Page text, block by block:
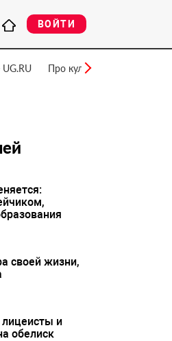
ВОЙТИ
Про культуру UG.RU
своей жизни,
и
обелиск